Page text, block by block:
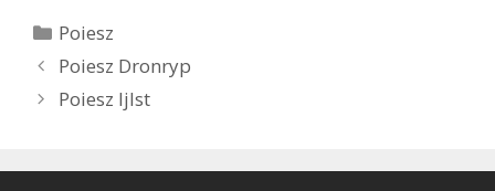
Categorieën
Poiesz
Berichtnavigatie
Poiesz Dronryp
Poiesz Ijlst